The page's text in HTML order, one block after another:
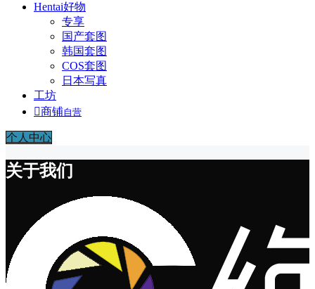
Hentai好物
专享
国产套图
韩国套图
COS套图
日本写真
工坊
商铺自营
个人中心
关于我们